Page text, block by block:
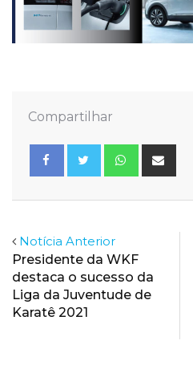
Compartilhar
Whatsapp
Notícia Anterior
Presidente da WKF
destaca o sucesso da
Liga da Juventude de
Karatê 2021